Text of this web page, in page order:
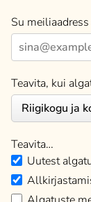
Su meiliaadress
Teavita, kui
Teavita…
Uutest